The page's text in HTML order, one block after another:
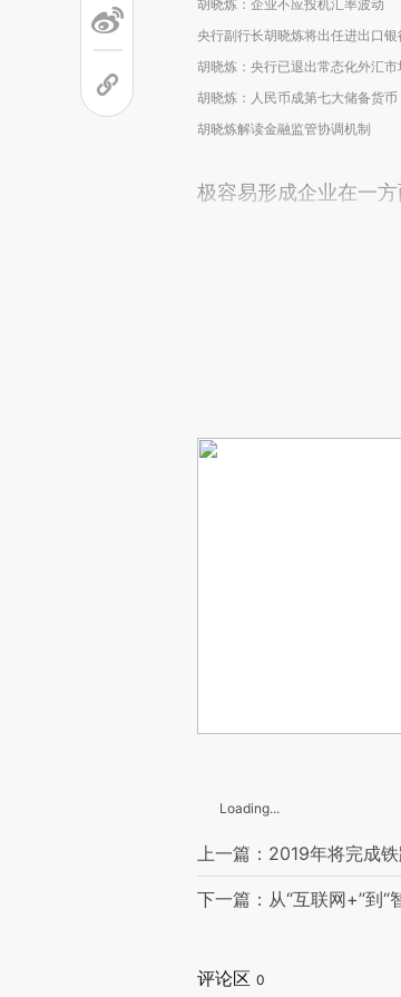
胡晓炼：企业不应投机汇率波动
央行副行长胡晓炼将出任进出口银
胡晓炼：央行已退出常态化外汇市
胡晓炼：人民币成第七大储备货币
胡晓炼解读金融监管协调机制
极容易形成企业在一
Loading...
上一篇：2019年将完成
下一篇：从“互联网+”到
评论区 0